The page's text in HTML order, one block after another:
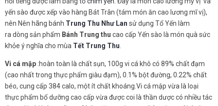
yến sào được xếp vào hàng Bát Trân (tám món ăn cao lương mĩ vị),
nên Nên hãng bánh Trung Thu Như Lan sử dụng Tổ Yến làm
ra dòng sản phẩm Bánh Trung thu cao cấp Yến sào là món quà sức
khỏe ý nghĩa cho mùa Tết Trung Thu
Vi cá mập :hoàn toàn là chất sụn, 100g vi cá khô có 89% chất đạm
(cao nhất trong thực phẩm giàu đạm), 0.1% bột đường, 0.22% chất
béo, cung cấp 384 calo, một ít chất khoáng.Vi cá mập vừa là loại
thực phẩm bổ dưỡng cao cấp vừa được coi là thần dược có nhiều tác